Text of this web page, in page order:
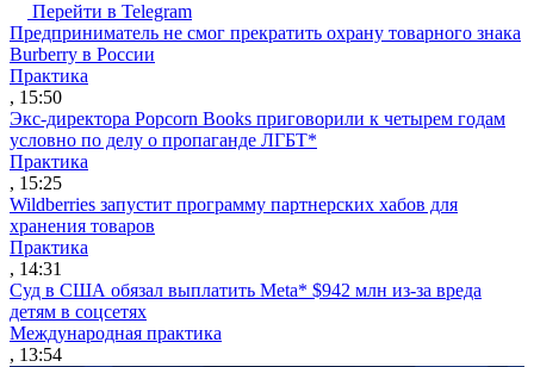
Перейти в Telegram
Предприниматель не смог прекратить охрану товарного знака
Burberry в России
Практика
, 15:50
Экс-директора Popcorn Books приговорили к четырем годам
условно по делу о пропаганде ЛГБТ*
Практика
, 15:25
Wildberries запустит программу партнерских хабов для
хранения товаров
Практика
, 14:31
Суд в США обязал выплатить Meta* $942 млн из-за вреда
детям в соцсетях
Международная практика
, 13:54